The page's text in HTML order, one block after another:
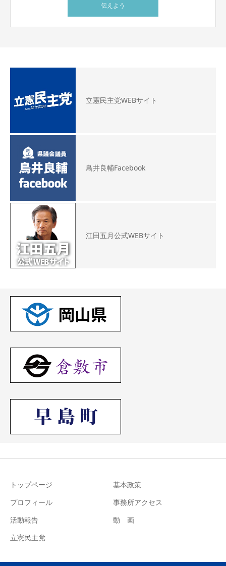
伝えよう
立憲民主党WEBサイト
鳥井良輔Facebook
江田五月公式WEBサイト
トップページ
基本政策
プロフィール
事務所アクセス
活動報告
動 画
立憲民主党